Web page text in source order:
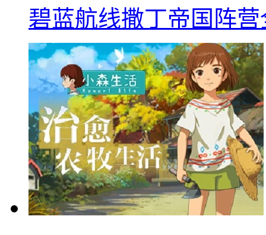
碧蓝航线撒丁帝国阵